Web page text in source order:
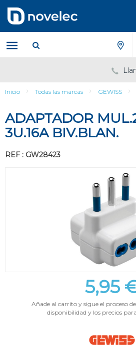
contenido
menú
de
navegación
Inicio Todas las marcas GEWISS
ADAPTADOR
3U.16A BIV.BLAN.
REF : GW28423
5,95
Añade al carrito y sigue el proceso
disponibilidad y los precios